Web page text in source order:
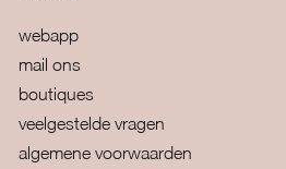
webapp
mail ons
boutiques
veelgestelde vragen
algemene voorwaarden